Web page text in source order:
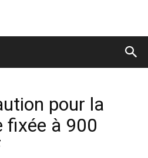
pour la
fixée à 900